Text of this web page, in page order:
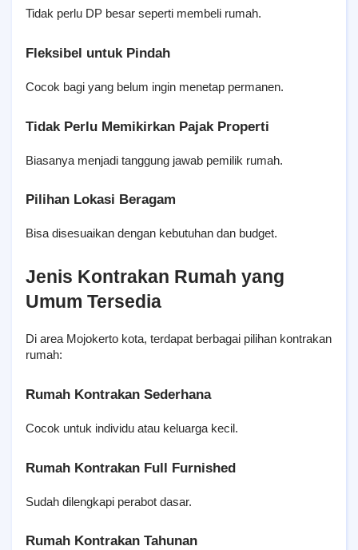
Tidak perlu DP besar seperti membeli rumah.
Fleksibel untuk Pindah
Cocok bagi yang belum ingin menetap permanen.
Tidak Perlu Memikirkan Pajak Properti
Biasanya menjadi tanggung jawab pemilik rumah.
Pilihan Lokasi Beragam
Bisa disesuaikan dengan kebutuhan dan budget.
Jenis Kontrakan Rumah yang
Umum Tersedia
Di area Mojokerto kota, terdapat berbagai pilihan kontrakan
rumah:
Rumah Kontrakan Sederhana
Cocok untuk individu atau keluarga kecil.
Rumah Kontrakan Full Furnished
Sudah dilengkapi perabot dasar.
Rumah Kontrakan Tahunan